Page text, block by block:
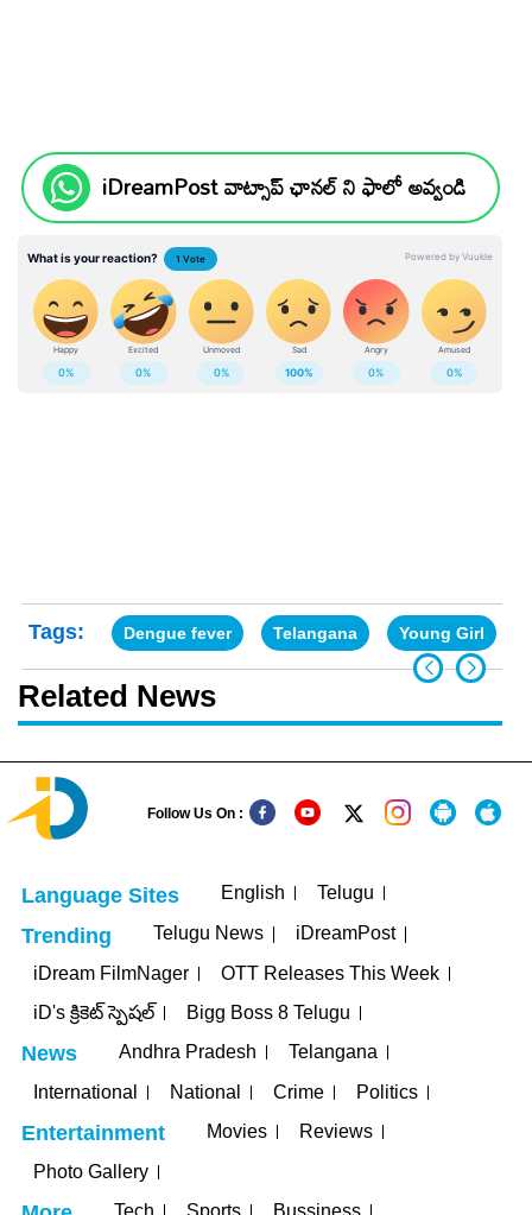
iDreamPost వాట్సాప్ ఛానల్ ని ఫాలో అవ్వండి
Tags: Dengue fever Telangana Young Girl
Related News
Follow Us On :
Language Sites English Telugu
Trending Telugu News
iDreamPost
iDream FilmNager
OTT Releases This Week
iD's క్రికెట్ స్పెషల్
Bigg Boss 8 Telugu
News Andhra Pradesh
Telangana
International
National Crime Politics
Entertainment Movies
Reviews
Photo Gallery
Tech Sports Bussiness